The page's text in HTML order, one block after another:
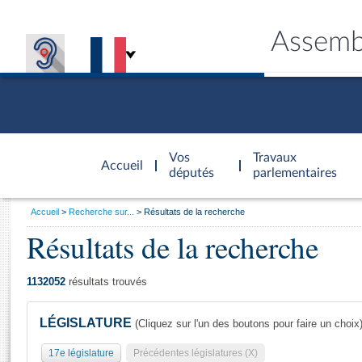
Accueil
d'accueil
Vos
députés
Travaux
parlementaires
Général
Vous
Accueil Recherche sur... Résultats de la recherche
Résultats de la recherche
1132052 résultats trouvés
LÉGISLATURE (Cliquez sur l'un des boutons pour faire un choix)
17e législature Précédentes législatures (X)